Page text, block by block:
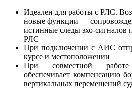
Идеален для работы с РЛС.
новые функции —
истинные следы эхо-сигналов
РЛС
При подключении с АИС
курсе и местоположении
При совместной
обеспечивает компенсацию
вертикальных перемещений